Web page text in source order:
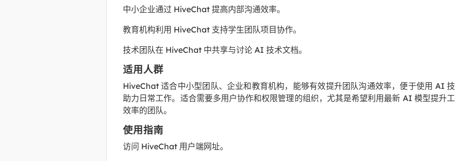
中小企业通过 HiveChat 提高内部沟通效率。
教育机构利用 HiveChat 支持学生团队项目协作。
技术团队在 HiveChat 中共享与讨论 AI 技术文档。
适用人群
HiveChat 适合中小型团队、企业和教育机构，能够有效提升团队沟通效率，便于使用 AI
助力日常工作。适合需要多用户协作和权限管理的组织，尤其是希望利用最新 AI 模型提升
效率的团队。
使用指南
访问 HiveChat 用户端网址。